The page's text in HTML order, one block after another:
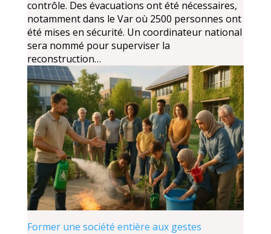
contrôle. Des évacuations ont été nécessaires,
notamment dans le Var où 2500 personnes ont
été mises en sécurité. Un coordinateur national
sera nommé pour superviser la
reconstruction…
Former une société entière aux gestes